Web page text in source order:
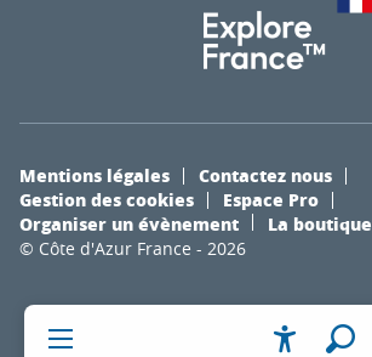
© Côte d'Azur France - 2026
Mentions légales
Contactez nous
Gestion des cookies
Espace Pro
Organiser un évènement
La boutique